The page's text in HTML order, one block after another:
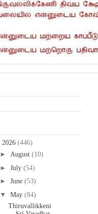
2026 (446)
► August (10)
► July (54)
► June (53)
▼ May (84)
Thiruvallikkeni